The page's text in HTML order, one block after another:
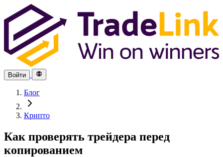
Войти
Блог
Крипто
Как проверять трейдера перед
копированием